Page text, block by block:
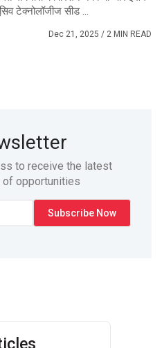
टेक्नोलॉजीज सीड ...
Dec 21, 2025 / 2 MIN READ
to receive the latest
of opportunities